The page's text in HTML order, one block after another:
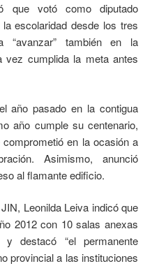
que votó como diputado
escolaridad desde los tres
“avanzar” también en la
vez cumplida la meta antes
año pasado en la contigua
año cumple su centenario,
en la ocasión a
Asimismo, anunció
al flamante edificio.
Leonilda Leiva indicó que
2012 con 10 salas anexas
destacó “el permanente
provincial a las instituciones